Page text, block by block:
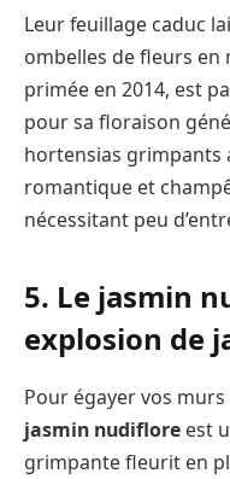
Leur feuillage caduc
ombelles de fleurs en
primée en 2014, est
pour sa floraison
hortensias
romantique et
nécessitant peu
5. Le jasmin
explosion de
Pour égayer vos
jasmin nudiflore est
grimpante fleurit en